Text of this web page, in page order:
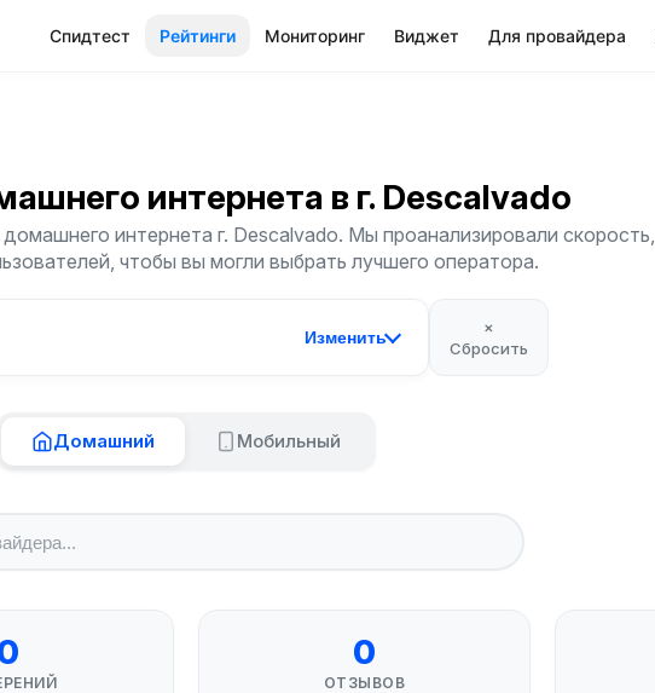
Спидтест Рейтинги Мониторинг Виджет Для провайдера
интернета в г. Descalvado
интернета г. Descalvado. Мы проанализировали скорость,
чтобы вы могли выбрать лучшего оператора.
Изменить
×
Сбросить
Домашний Мобильный
0
ОТЗЫВОВ